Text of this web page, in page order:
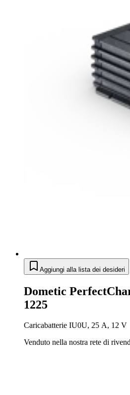
Aggiungi alla lista dei desideri
Dometic
1225
Caricabatterie IU0U, 25 A, 12 V
Venduto nella nostra rete di